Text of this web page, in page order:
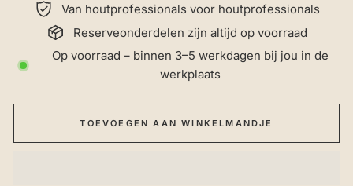
Van houtprofessionals voor houtprofessionals
Reserveonderdelen zijn altijd op voorraad
Op voorraad – binnen 3–5 werkdagen bij jou in de
werkplaats
TOEVOEGEN AAN WINKELMANDJE